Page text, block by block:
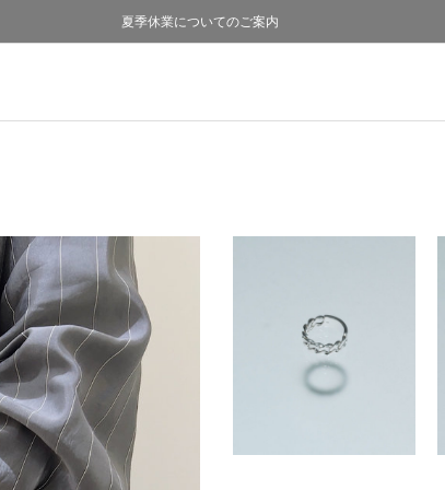
採用のご案内
熊本県熊本地方を震源とする地震の影響について
夏季休業についてのご案内
購入証明書ペーパーレス化のお知らせ
採用のご案内
熊本県熊本地方を震源とする地震の影響について